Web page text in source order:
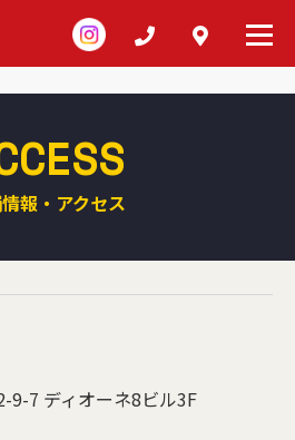
報・アクセス
9-7 ディオーネ8ビル3F